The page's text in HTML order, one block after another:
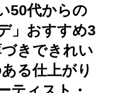
50代からの
」おすすめ3
きできれい
る仕上がり